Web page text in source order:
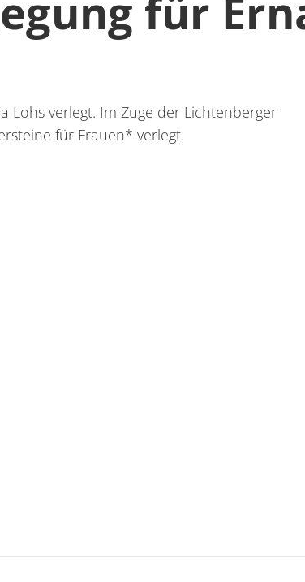
für
Lohs verlegt. Im Zuge der Lichtenberger
für Frauen* verlegt.